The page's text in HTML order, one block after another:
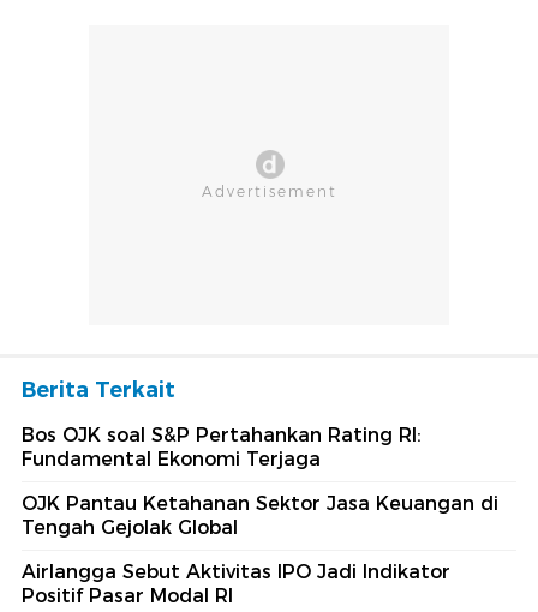
Berita Terkait
Bos OJK soal S&P Pertahankan Rating RI:
Fundamental Ekonomi Terjaga
OJK Pantau Ketahanan Sektor Jasa Keuangan di
Tengah Gejolak Global
Airlangga Sebut Aktivitas IPO Jadi Indikator
Positif Pasar Modal RI